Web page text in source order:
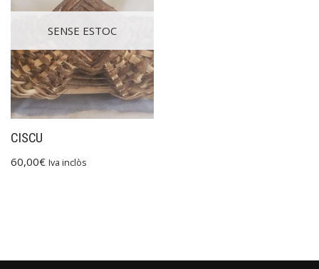
SENSE ESTOC
CISCU
60,00€ Iva inclòs